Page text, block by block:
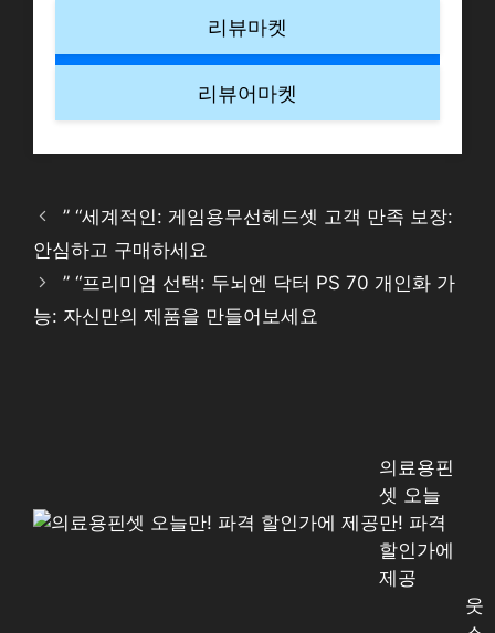
리뷰마켓
리뷰어마켓
” “세계적인: 게임용무선헤드셋 고객 만족 보장:
안심하고 구매하세요
” “프리미엄 선택: 두뇌엔 닥터 PS 70 개인화 가
능: 자신만의 제품을 만들어보세요
의료용핀
셋 오늘
만! 파격
할인가에
제공
웃